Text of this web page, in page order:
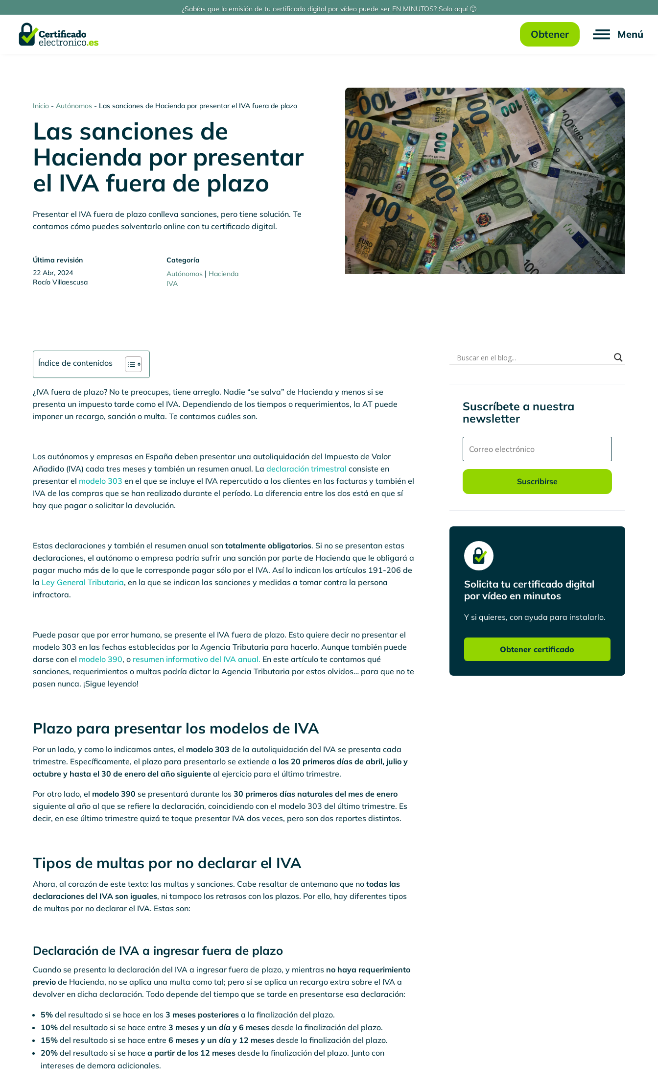
¿Sabías que la emisión de tu certificado digital por vídeo puede ser EN MINUTOS? Solo aquí 🙂
Menú
Obtener
Inicio -Autónomos - Las sanciones de Hacienda por presentar el IVA fuera de plazo
Las sanciones de
Hacienda por presentar
el IVA fuera de plazo
Presentar el IVA fuera de plazo conlleva sanciones, pero tiene solución. Te
contamos cómo puedes solventarlo online con tu certificado digital.
Última revisión
22 Abr, 2024
Rocío Villaescusa
Categoría
Autónomos | Hacienda
IVA
Índice de contenidos
¿IVA fuera de plazo? No te preocupes, tiene arreglo. Nadie “se salva” de Hacienda y menos si se
presenta un impuesto tarde como el IVA. Dependiendo de los tiempos o requerimientos, la AT puede
imponer un recargo, sanción o multa. Te contamos cuáles son.
Los autónomos y empresas en España deben presentar una autoliquidación del Impuesto de Valor
Añadido (IVA) cada tres meses y también un resumen anual. La declaración trimestral consiste en
presentar el modelo 303 en el que se incluye el IVA repercutido a los clientes en las facturas y también el
IVA de las compras que se han realizado durante el período. La diferencia entre los dos está en que sí
hay que pagar o solicitar la devolución.
Estas declaraciones y también el resumen anual son totalmente obligatorios. Si no se presentan estas
declaraciones, el autónomo o empresa podría sufrir una sanción por parte de Hacienda que le obligará a
pagar mucho más de lo que le corresponde pagar sólo por el IVA. Así lo indican los artículos 191-206 de
la Ley General Tributaria, en la que se indican las sanciones y medidas a tomar contra la persona
infractora.
Puede pasar que por error humano, se presente el IVA fuera de plazo. Esto quiere decir no presentar el
modelo 303 en las fechas establecidas por la Agencia Tributaria para hacerlo. Aunque también puede
darse con el modelo 390, o resumen informativo del IVA anual. En este artículo te contamos qué
sanciones, requerimientos o multas podría dictar la Agencia Tributaria por estos olvidos… para que no te
pasen nunca. ¡Sigue leyendo!
Plazo para presentar los modelos de IVA
Por un lado, y como lo indicamos antes, el modelo 303 de la autoliquidación del IVA se presenta cada
trimestre. Específicamente, el plazo para presentarlo se extiende a los 20 primeros días de abril, julio y
octubre y hasta el 30 de enero del año siguiente al ejercicio para el último trimestre.
Por otro lado, el modelo 390 se presentará durante los30 primeros días naturales del mes de enero
siguiente al año al que se refiere la declaración, coincidiendo con el modelo 303 del último trimestre. Es
decir, en ese último trimestre quizá te toque presentar IVA dos veces, pero son dos reportes distintos.
Tipos de multas por no declarar el IVA
Ahora, al corazón de este texto: las multas y sanciones. Cabe resaltar de antemano que notodas las
declaraciones del IVA son iguales, ni tampoco los retrasos con los plazos. Por ello, hay diferentes tipos
de multas por no declarar el IVA. Estas son:
Declaración de IVA a ingresar fuera de plazo
Cuando se presenta la declaración del IVA a ingresar fuera de plazo, y mientras no haya requerimiento
previo de Hacienda, no se aplica una multa como tal; pero sí se aplica un recargo extra sobre el IVA a
devolver en dicha declaración. Todo depende del tiempo que se tarde en presentarse esa declaración:
5% del resultado si se hace en los 3 meses posteriores a la finalización del plazo.
10% del resultado si se hace entre3 meses y un día y 6 meses desde la finalización del plazo.
15% del resultado si se hace entre6 meses y un día y 12 meses desde la finalización del plazo.
20% del resultado si se hacea partir de los 12 meses desde la finalización del plazo. Junto con
intereses de demora adicionales.
Suscríbete a nuestra
newsletter
Suscribirse
Solicita tu certificado digital
por vídeo en minutos
Y si quieres, con ayuda para instalarlo.
Obtener certificado